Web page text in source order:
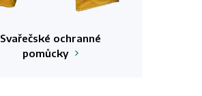
Svařečské ochranné
pomůcky